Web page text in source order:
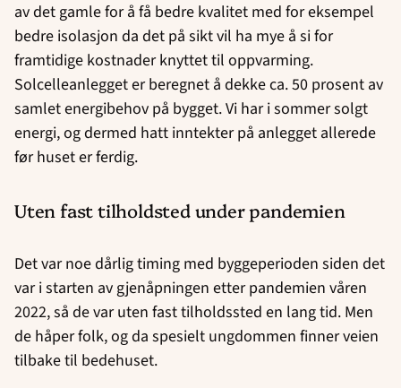
av det gamle for å få bedre kvalitet med for eksempel
bedre isolasjon da det på sikt vil ha mye å si for
framtidige kostnader knyttet til oppvarming.
Solcelleanlegget er beregnet å dekke ca. 50 prosent av
samlet energibehov på bygget. Vi har i sommer solgt
energi, og dermed hatt inntekter på anlegget allerede
før huset er ferdig.
Uten fast tilholdsted under pandemien
Det var noe dårlig timing med byggeperioden siden det
var i starten av gjenåpningen etter pandemien våren
2022, så de var uten fast tilholdssted en lang tid. Men
de håper folk, og da spesielt ungdommen finner veien
tilbake til bedehuset.